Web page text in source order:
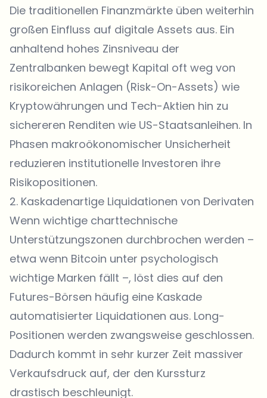
Die traditionellen Finanzmärkte üben weiterhin
großen Einfluss auf digitale Assets aus. Ein
anhaltend hohes Zinsniveau der
Zentralbanken bewegt Kapital oft weg von
risikoreichen Anlagen (Risk-On-Assets) wie
Kryptowährungen und Tech-Aktien hin zu
sichereren Renditen wie US-Staatsanleihen. In
Phasen makroökonomischer Unsicherheit
reduzieren institutionelle Investoren ihre
Risikopositionen.
2. Kaskadenartige Liquidationen von Derivaten
Wenn wichtige charttechnische
Unterstützungszonen durchbrochen werden –
etwa wenn Bitcoin unter psychologisch
wichtige Marken fällt –, löst dies auf den
Futures-Börsen häufig eine Kaskade
automatisierter Liquidationen aus. Long-
Positionen werden zwangsweise geschlossen.
Dadurch kommt in sehr kurzer Zeit massiver
Verkaufsdruck auf, der den Kurssturz
drastisch beschleunigt.